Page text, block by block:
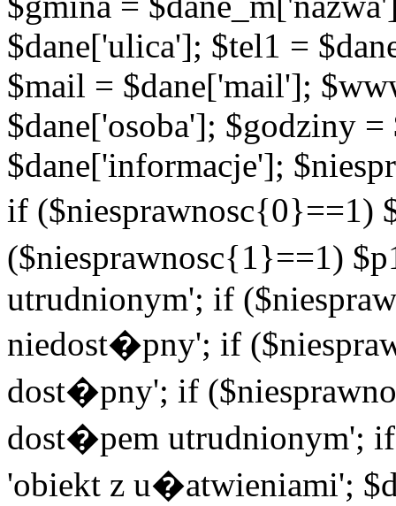
$dane['ulica']; $tel1 =
$mail = $dane['mail'];
$dane['osoba']; $godziny
$dane['informacje'];
if ($niesprawnosc{0}==1)
($niesprawnosc{1}==1)
utrudnionym'; if
niedost�pny'; if
dost�pny'; if
dost�pem utrudnionym';
'obiekt z u�atwieniami';